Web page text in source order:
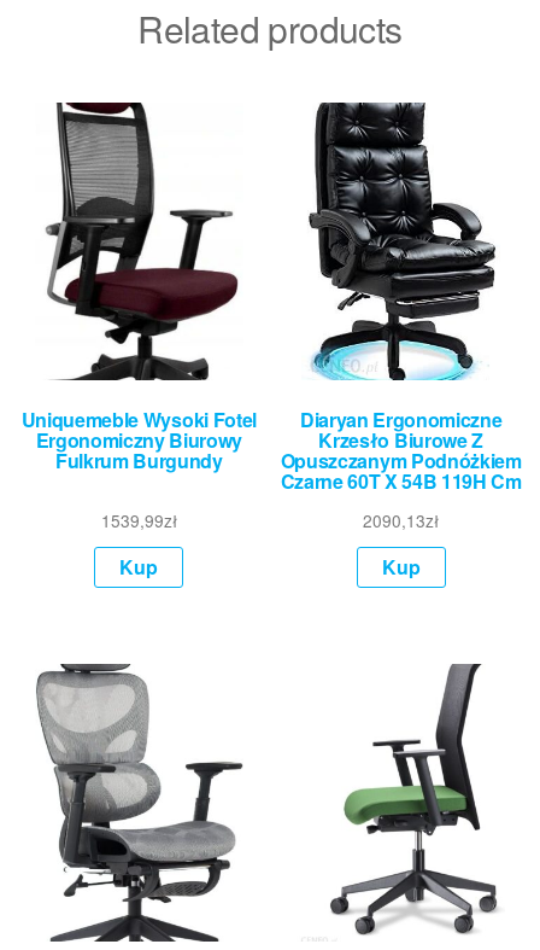
Related products
Uniquemeble Wysoki Fotel
Ergonomiczny Biurowy
Fulkrum Burgundy
1539,99zł
Kup
Diaryan Ergonomiczne
Krzesło Biurowe Z
Opuszczanym Podnóżkiem
Czarne 60T X 54B 119H Cm
2090,13zł
Kup